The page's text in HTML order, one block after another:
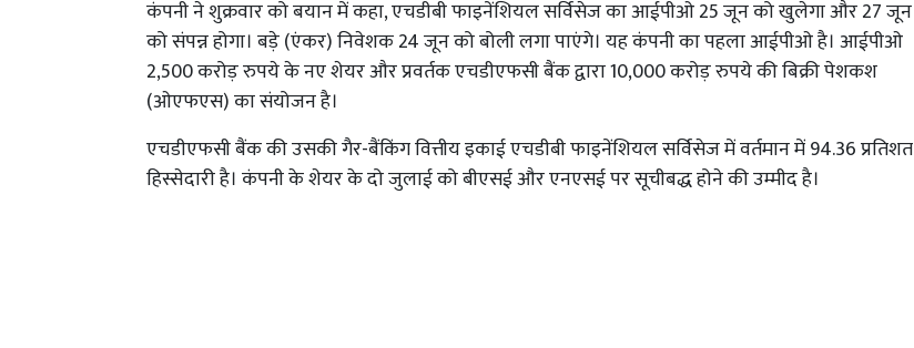
कंपनी ने शुक्रवार को बयान में कहा, एचडीबी फाइनेंशियल सर्विसेज का आईपीओ 25 जून को खुलेगा और 27 जून
को संपन्न होगा। बड़े (एंकर) निवेशक 24 जून को बोली लगा पाएंगे। यह कंपनी का पहला आईपीओ है। आईपीओ
2,500 करोड़ रुपये के नए शेयर और प्रवर्तक एचडीएफसी बैंक द्वारा 10,000 करोड़ रुपये की बिक्री पेशकश
(ओएफएस) का संयोजन है।
एचडीएफसी बैंक की उसकी गैर-बैंकिंग वित्तीय इकाई एचडीबी फाइनेंशियल सर्विसेज में वर्तमान में 94.36 प्रतिशत
हिस्सेदारी है। कंपनी के शेयर के दो जुलाई को बीएसई और एनएसई पर सूचीबद्ध होने की उम्मीद है।